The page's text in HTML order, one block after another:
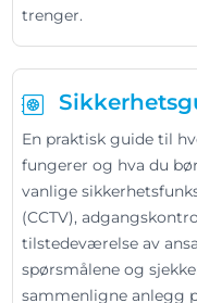
trenger.
En praktisk guide til
fungerer og hva du
vanlige
(CCTV),
tilstedeværelse av
spørsmålene og
sammenligne anlegg